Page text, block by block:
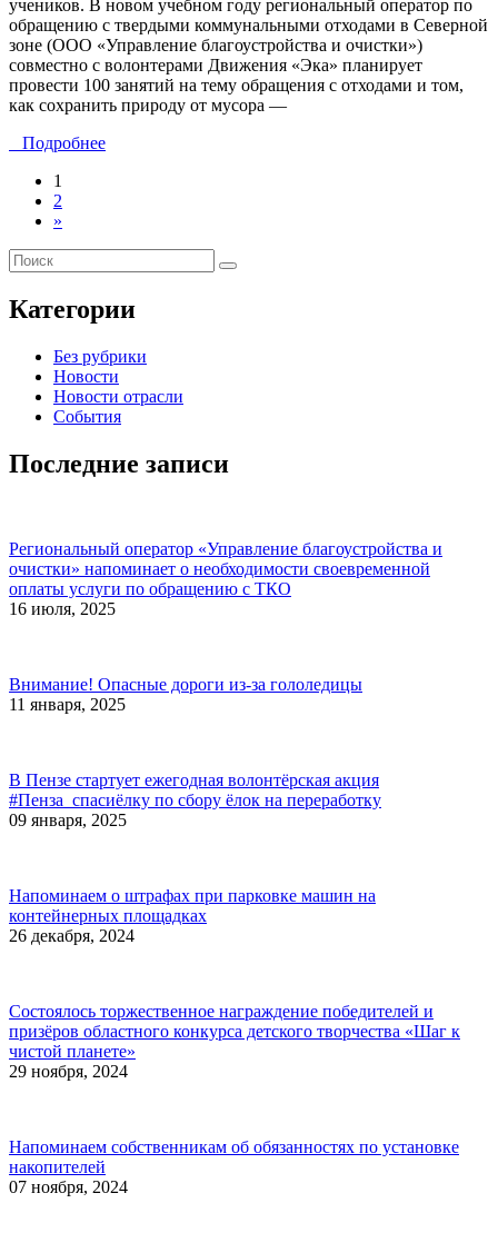
учеников. В новом учебном году региональный оператор по
обращению с твердыми коммунальными отходами в Северной
зоне (ООО «Управление благоустройства и очистки»)
совместно с волонтерами Движения «Эка» планирует
провести 100 занятий на тему обращения с отходами и том,
как сохранить природу от мусора —
Подробнее
1
2
»
Категории
Без рубрики
Новости
Новости отрасли
События
Последние записи
Региональный оператор «Управление благоустройства и
очистки» напоминает о необходимости своевременной
оплаты услуги по обращению с ТКО
16 июля, 2025
Внимание! Опасные дороги из-за гололедицы
11 января, 2025
В Пензе стартует ежегодная волонтёрская акция
#Пенза_спасиёлку по сбору ёлок на переработку
09 января, 2025
Напоминаем о штрафах при парковке машин на
контейнерных площадках
26 декабря, 2024
Состоялось торжественное награждение победителей и
призёров областного конкурса детского творчества «Шаг к
чистой планете»
29 ноября, 2024
Напоминаем собственникам об обязанностях по установке
накопителей
07 ноября, 2024